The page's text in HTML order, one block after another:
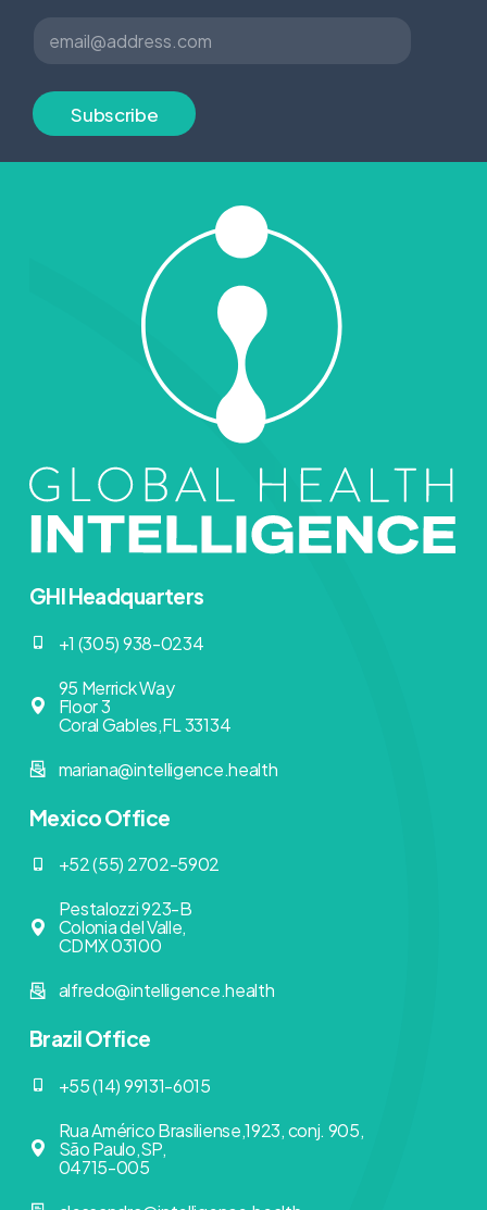
i
l
E
m
l
*
Subscribe
GHI Headquarters
+1 (305) 938-0234
95 Merrick Way
Floor 3
Coral Gables,FL 33134
mariana@intelligence.health
Mexico Office
+52 (55) 2702-5902
Pestalozzi 923-B
Colonia del Valle,
CDMX 03100
alfredo@intelligence.health
Brazil Office
+55 (14) 99131-6015
Rua Américo Brasiliense,1923, conj. 905,
São Paulo,SP,
04715-005